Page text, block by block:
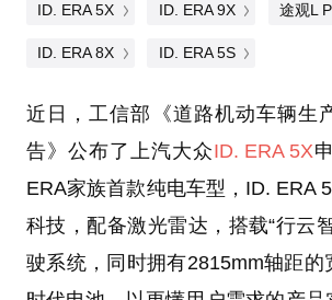
ID. ERA 5X ID. ERA 9X 途观L
ID. ERA 8X ID. ERA 5S
近日，工信部《道路机动车辆生
告》公布了上汽大众ID. ERA 5X
ERA家族首款纯电车型，ID. ERA
科技，配备激光雷达，搭载“行云
驶系统，同时拥有2815mm轴距的